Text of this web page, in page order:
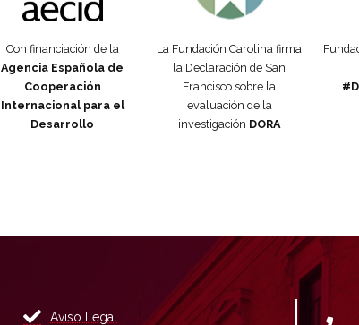
Con financiación de la
Agencia Española de
Cooperación
Internacional para el
Desarrollo
La Fundación Carolina firma
la Declaración de San
Francisco sobre la
evaluación de la
investigación DORA
Aviso Legal